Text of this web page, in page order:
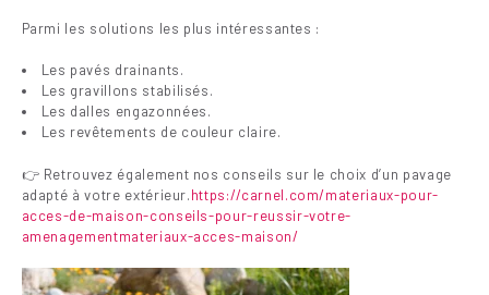
Parmi les solutions les plus intéressantes :
Les pavés drainants.
Les gravillons stabilisés.
Les dalles engazonnées.
Les revêtements de couleur claire.
👉 Retrouvez également nos conseils sur le choix d’un pavage
adapté à votre extérieur.https://carnel.com/materiaux-pour-
acces-de-maison-conseils-pour-reussir-votre-
amenagementmateriaux-acces-maison/